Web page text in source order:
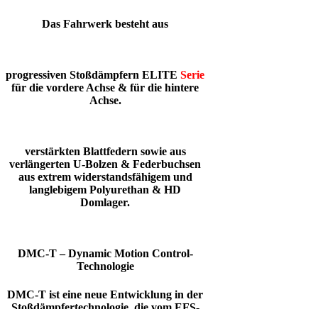
Das Fahrwerk besteht aus
progressiven Stoßdämpfern ELITE Serie
für die vordere Achse & für die hintere
Achse.
verstärkten Blattfedern sowie aus
verlängerten U-Bolzen & Federbuchsen
aus extrem widerstandsfähigem und
langlebigem Polyurethan & HD
Domlager.
DMC-T – Dynamic Motion Control-
Technologie
DMC-T ist eine neue Entwicklung in der